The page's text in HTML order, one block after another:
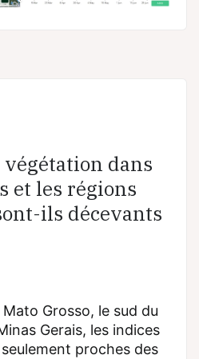
dans
et les régions
ils décevants
Grosso, le sud du
Gerais, les indices
proches des